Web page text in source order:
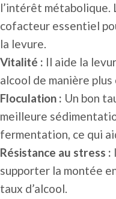
l’intérêt métabolique.
cofacteur essentiel
la levure.
Vitalité : Il aide la
alcool de manière
Floculation : Un bon
meilleure
fermentation, ce qui
Résistance au stress :
supporter la montée
taux d’alcool.